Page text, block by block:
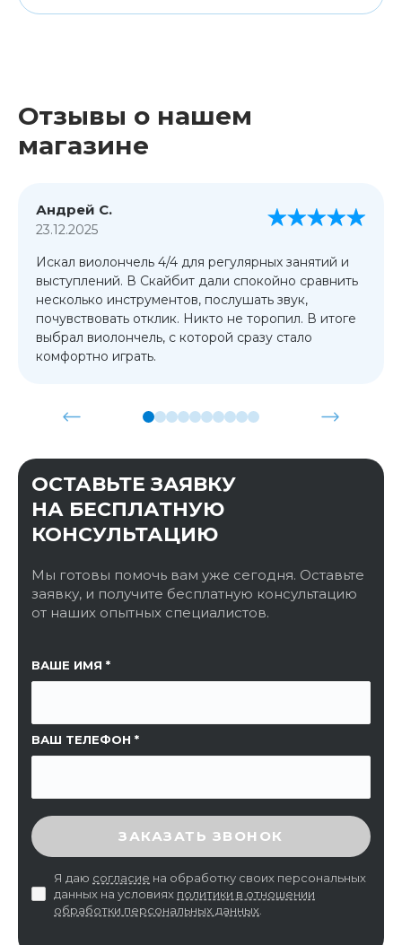
Отзывы о нашем
магазине
Андрей С.
23.12.2025
Искал виолончель 4/4 для регулярных занятий и
выступлений. В Скайбит дали спокойно сравнить
несколько инструментов, послушать звук,
почувствовать отклик. Никто не торопил. В итоге
выбрал виолончель, с которой сразу стало
комфортно играть.
ОСТАВЬТЕ ЗАЯВКУ
НА БЕСПЛАТНУЮ
КОНСУЛЬТАЦИЮ
Мы готовы помочь вам уже сегодня. Оставьте
заявку, и получите бесплатную консультацию
от наших опытных специалистов.
ВАШЕ ИМЯ
ВАШ ТЕЛЕФОН
ССЫЛКА НА СТРАНИЦУ
ВВЕДИТЕ ПРОВЕРОЧНЫЙ КОД
ЗАКАЗАТЬ ЗВОНОК
Я даю согласие на обработку своих персональных
данных на условиях политики в отношении
обработки персональных данных